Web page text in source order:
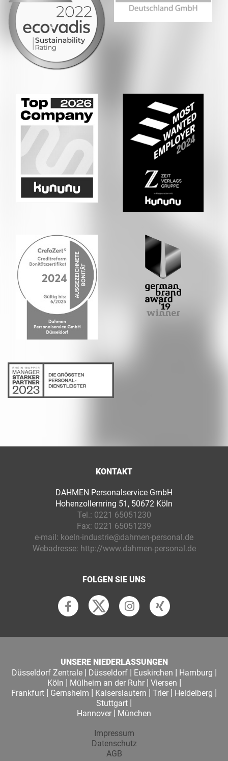
KONTAKT
DAHMEN Personalservice GmbH
Hohenzollernring 51, 50672 Köln
Tel.: 0221 65051230
Fax: 0221 65051239
e-mail: koeln-industrie@dahmen-personal.de
Webadresse: http://www.dahmen-personal.de
FOLGEN SIE UNS
UNSERE NIEDERLASSUNGEN
Düsseldorf Zentrale| Düsseldorf| Euskirchen | Hamburg |
Köln | Mülheim an der Ruhr| Viersen |
Frankfurt | Gernsheim | Kaiserslautern | Trier | Heidelberg |
Stuttgart |
Hannover | München
Impressum
Datenschutz
AGB